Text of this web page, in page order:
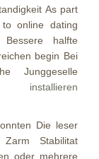
As part
online dating
halfte
begin Bei
Junggeselle
installieren
Die leser
Stabilitat
oder mehrere